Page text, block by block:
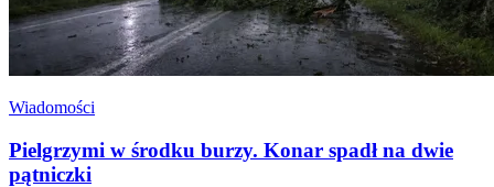
Wiadomości
Pielgrzymi w środku burzy. Konar spadł na dwie
pątniczki